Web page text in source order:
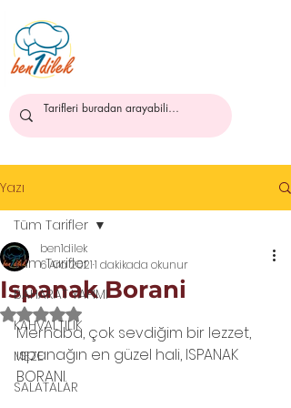
Yazı
Tüm Tarifler
BAHARAT YAPIMI
KAHVALTILIK
MEZE
SALATALAR
Tüm Tarifler
Ispanak Borani
ben1dilek
6 Ara 20211 dakikada okunur
5 üzerinden NaN yıldız
Merhaba, çok sevdiğim bir lezzet,
ıspanağın en güzel hali, ISPANAK
BORANI.